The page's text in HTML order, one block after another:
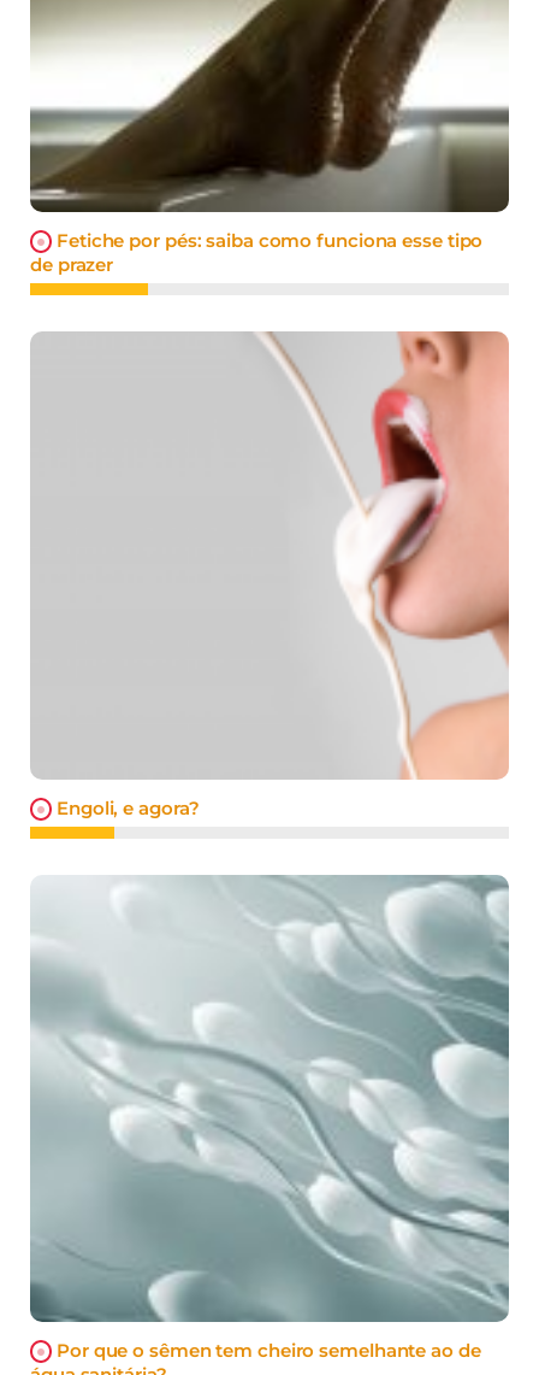
Fetiche por pés: saiba como funciona esse tipo
de prazer
Engoli, e agora?
Por que o sêmen tem cheiro semelhante ao de